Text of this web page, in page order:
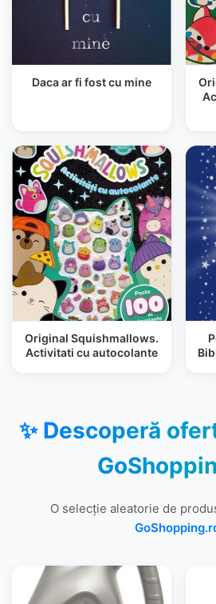
Daca ar fi fost cu mine
Original Squishmallows.
Activitati cu autocolante
✨ Descoperă
O selecție aleatorie de